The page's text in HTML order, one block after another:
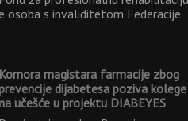
osoba s invaliditetom Federacije
Komora magistara farmacije zbog
dijabetesa poziva kolege
učešće u projektu DIABEYES